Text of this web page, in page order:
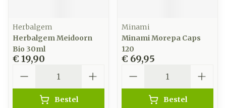
Herbalgem
Herbalgem Meidoorn
Bio 30ml
€ 19,90
Bestel
Minami
Minami Morepa Caps
120
€ 69,95
Bestel